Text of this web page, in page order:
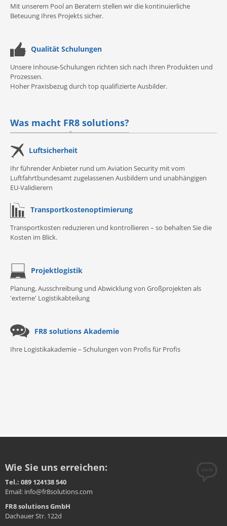
Mit unserem Pool an Beratern stellen wir die kontinuierliche
Beteuung Ihres Projekts sicher.
Qualität Schulungen
Unsere Inhouse-Schulungen richten sich nach Ihren Produkten und
Prozessen.
Hoher Praxisbezug durch top qualifizierte Ausbilder.
Was macht FR8 solutions?
Luftsicherheit
Ihr führender Anbieter rund um Aviation Security mit vom
Luftfahrtbundesamt zugelassenen Ausbildern und unabhängigen
EU-Validierern
Transportkostenoptimierung
Transportkosten reduzieren und kontrollieren – so behalten Sie die
Kosten im Blick.
Projektlogistik
Planung, Ausschreibung und Abwicklung von Großprojekten als
'externe' Logistikabteilung
FR8 solutions Akademie
Ihre Logistikakademie – Schulungen von Profis für Profis
Wie Sie uns erreichen:
Tel.: 089 124138 540
Email: info@fr8solutions.com
FR8 solutions GmbH
Dachauer Str. 122d